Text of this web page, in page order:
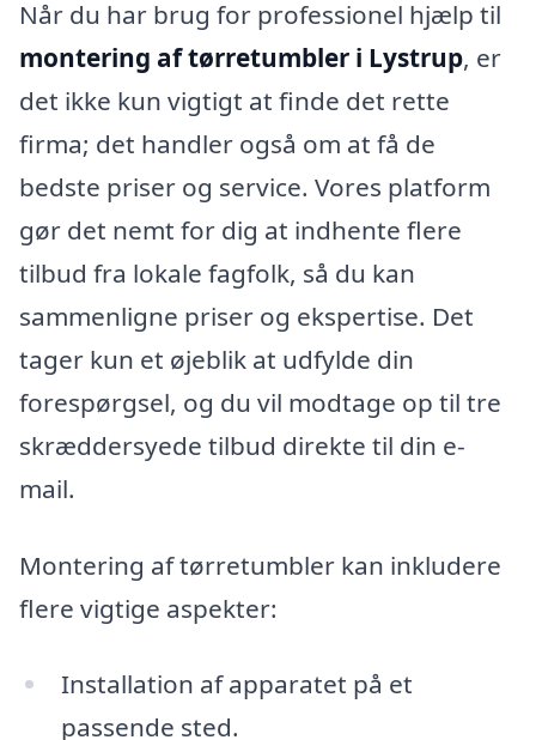
Når du har brug for professionel hjælp til
montering af tørretumbler i Lystrup, er
det ikke kun vigtigt at finde det rette
firma; det handler også om at få de
bedste priser og service. Vores platform
gør det nemt for dig at indhente flere
tilbud fra lokale fagfolk, så du kan
sammenligne priser og ekspertise. Det
tager kun et øjeblik at udfylde din
forespørgsel, og du vil modtage op til tre
skræddersyede tilbud direkte til din e-
mail.
Montering af tørretumbler kan inkludere
flere vigtige aspekter:
Installation af apparatet på et
passende sted.